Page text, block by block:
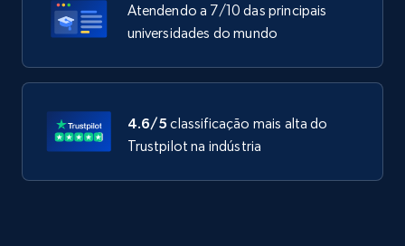
Atendendo a 7/10 das principais
universidades do mundo
4.6/5 classificação mais alta do
Trustpilot na indústria